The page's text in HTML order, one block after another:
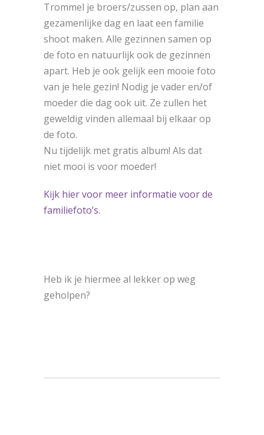
Trommel je broers/zussen op, plan aan
gezamenlijke dag en laat een familie
shoot maken. Alle gezinnen samen op
de foto en natuurlijk ook de gezinnen
apart. Heb je ook gelijk een mooie foto
van je hele gezin! Nodig je vader en/of
moeder die dag ook uit. Ze zullen het
geweldig vinden allemaal bij elkaar op
de foto.
Nu tijdelijk met gratis album! Als dat
niet mooi is voor moeder!
Kijk hier voor meer informatie voor de
familiefoto’s.
Heb ik je hiermee al lekker op weg
geholpen?